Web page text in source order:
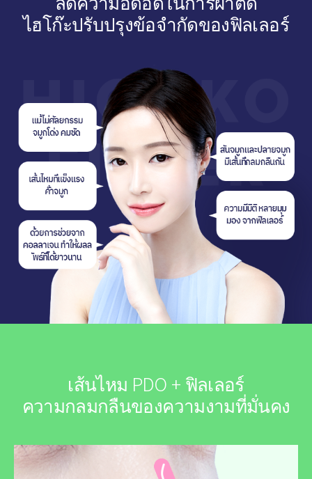
ไฮโก๊ะปรับปรุงข้อจำกัดของฟิลเลอร์
เส้นไหม PDO + ฟิลเลอร์
ความกลมกลืนของความงามที่มั่นคง